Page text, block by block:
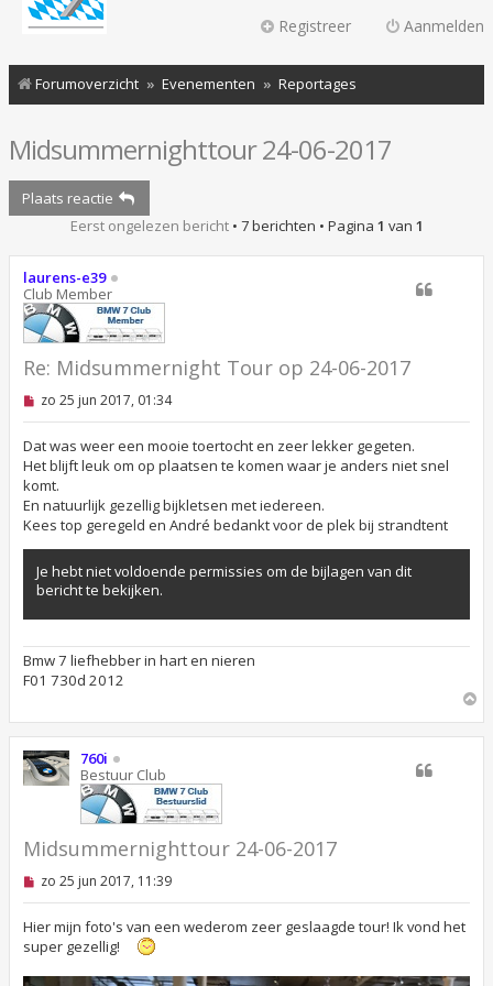
Aanmelden
Registreer
Forumoverzicht Evenementen Reportages
Midsummernighttour 24-06-2017
Plaats reactie
Eerst ongelezen bericht• 7 berichten • Pagina 1 van 1
laurens-e39
Club Member
Re: Midsummernight Tour op 24-06-2017
O
e
l
e
z
e
n
e
r
i
c
zo 25 jun 2017, 01:34
Dat was weer een mooie toertocht en zeer lekker gegeten.
Het blijft leuk om op plaatsen te komen waar je anders niet snel
komt.
En natuurlijk gezellig bijkletsen met iedereen.
Kees top geregeld en André bedankt voor de plek bij strandtent
Je hebt niet voldoende permissies om de bijlagen van dit
bericht te bekijken.
Bmw 7 liefhebber in hart en nieren
F01 730d 2012
h
760i
Bestuur Club
Midsummernighttour 24-06-2017
O
e
l
e
z
zo 25 jun 2017, 11:39
Hier mijn foto's van een wederom zeer geslaagde tour! Ik vond het
super gezellig!